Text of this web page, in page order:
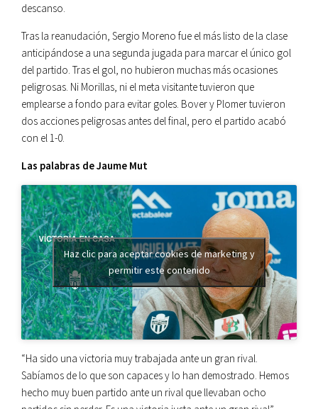
descanso.
Tras la reanudación, Sergio Moreno fue el más listo de la clase
anticipándose a una segunda jugada para marcar el único gol
del partido. Tras el gol, no hubieron muchas más ocasiones
peligrosas. Ni Morillas, ni el meta visitante tuvieron que
emplearse a fondo para evitar goles. Bover y Plomer tuvieron
dos acciones peligrosas antes del final, pero el partido acabó
con el 1-0.
Las palabras de Jaume Mut
Haz clic para aceptar cookies de marketing y
permitir este contenido
“Ha sido una victoria muy trabajada ante un gran rival.
Sabíamos de lo que son capaces y lo han demostrado. Hemos
hecho muy buen partido ante un rival que llevaban ocho